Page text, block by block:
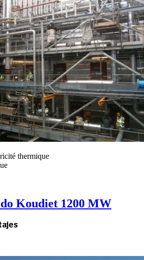
thermique
Koudiet 1200 MW